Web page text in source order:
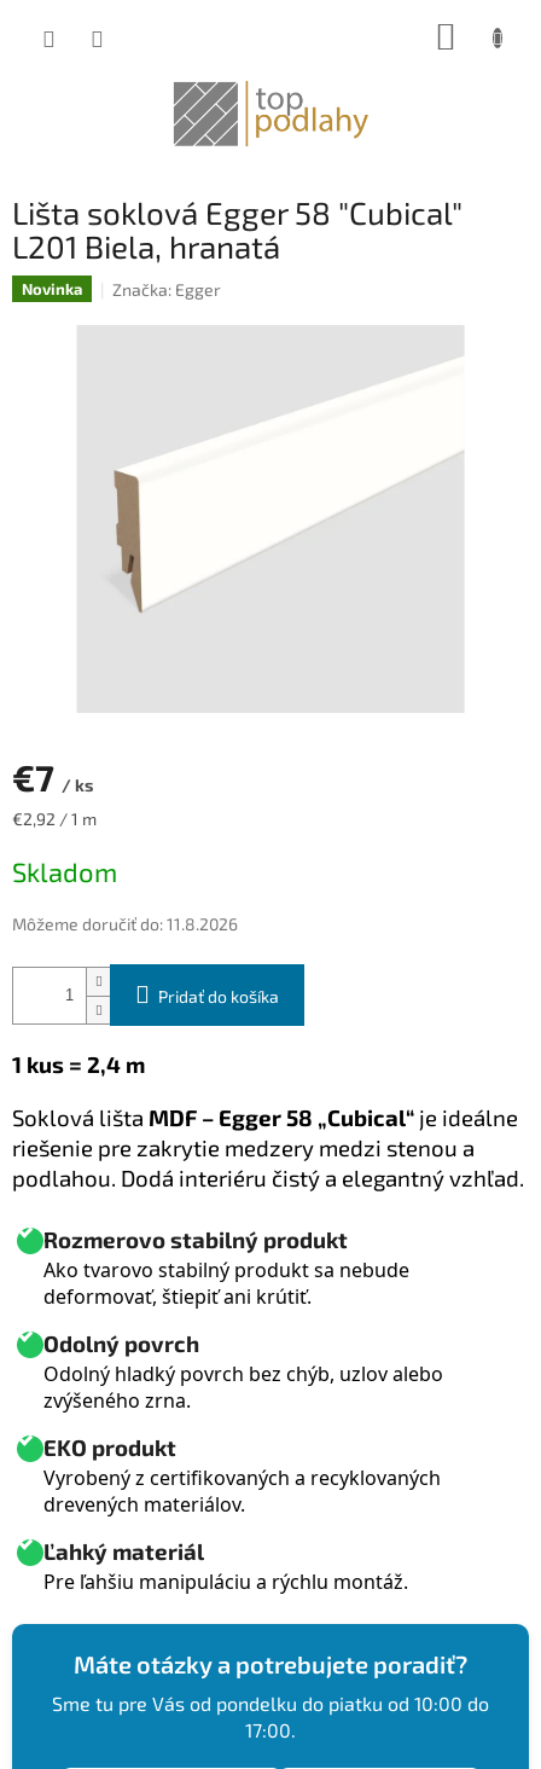
Lišta soklová Egger 58 "Cubical"
L201 Biela, hranatá
Novinka Značka: Egger
€7 / ks
Jednotková
€2,92 / 1 m
Skladom
Môžeme doručiť do:11.8.2026
Pridať do košíka
1 kus = 2,4 m
Soklová lišta MDF – Egger 58 „Cubical“ je ideálne
riešenie pre zakrytie medzery medzi stenou a
podlahou. Dodá interiéru čistý a elegantný vzhľad.
Rozmerovo stabilný produkt
Ako tvarovo stabilný produkt sa nebude
deformovať, štiepiť ani krútiť.
Odolný povrch
Odolný hladký povrch bez chýb, uzlov alebo
zvýšeného zrna.
EKO produkt
Vyrobený z certifikovaných a recyklovaných
drevených materiálov.
Ľahký materiál
Pre ľahšiu manipuláciu a rýchlu montáž.
Máte otázky a potrebujete poradiť?
Sme tu pre Vás od pondelku do piatku od 10:00 do
17:00.